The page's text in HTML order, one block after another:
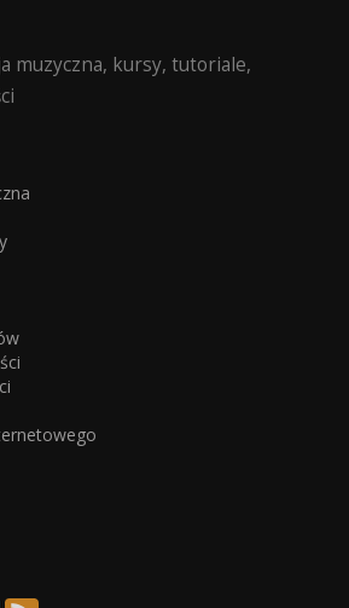
muzyczna, kursy, tutoriale,